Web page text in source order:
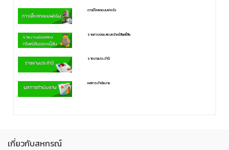
ดาวน์โหลดแบบฟอร์ม
รายการย่อแสดงทรัพย์สินหนี้สิน
รายงานประจำปี
ผลการดำเนินงาน
เกี่ยวกับสหกรณ์